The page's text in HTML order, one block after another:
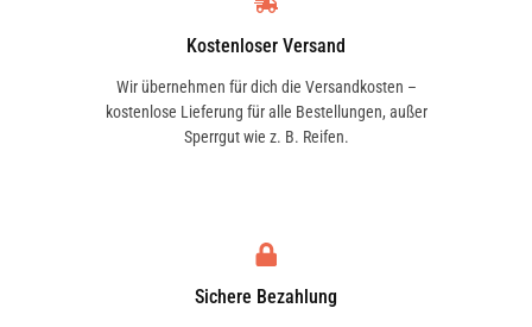
Kostenloser Versand
Wir übernehmen für dich die Versandkosten –
kostenlose Lieferung für alle Bestellungen, außer
Sperrgut wie z. B. Reifen.
Sichere Bezahlung